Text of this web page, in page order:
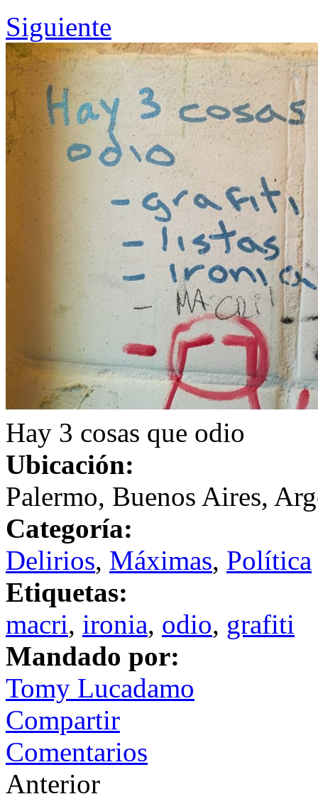
Siguiente
Hay 3 cosas que odio
Ubicación:
Palermo, Buenos Aires,
Categoría:
Delirios, Máximas, Política
Etiquetas:
macri, ironia, odio, grafiti
Mandado por:
Tomy Lucadamo
Compartir
Comentarios
Anterior